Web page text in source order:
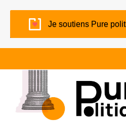
Je soutiens Pure